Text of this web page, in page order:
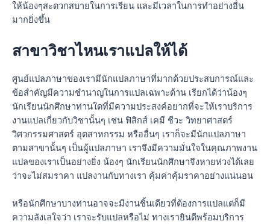
ให้น้องๆสะดวกสบายในการเรียน และมีเวลาในการทำอย่างอื่น
มากยิ่งขึ้น
สาขาวิชาไหนเราแปลให้ได้
ศูนย์แปลภาษาของเรามีนักแปลภาษาที่มากด้วยประสบการณ์และ
ข้อสำคัญมีความชำนาญในการแปลเฉพาะด้าน เรียกได้ว่าน้องๆ
นักเรียนนักศึกษาท่านใดที่มีความประสงค์อยากที่จะให้เราบริการ
งานแปลเกี่ยวกับวิชานั้นๆ เช่น ฟิสิกส์ เคมี ชีวะ วิทยาศาสตร์
วิศวกรรมศาสตร์ อุตสาหกรรม หรืออื่นๆ เราก็จะมีนักแปลภาษา
ตามสาขานั้นๆ เป็นผู้แปลภาษา เราจึงมีความมั่นใจในคุณภาพงาน
แปลของเราเป็นอย่างยิ่ง น้องๆ นักเรียนนักศึกษาจึงหายห่วงได้เลย
ว่าจะไม่สมราคา แปลงานกับทางเรา คุ้มค่าคุ้มราคาอย่างแน่นอน
หรือนักศึกษาบางท่านอาจจะมีงานชิ้นเดียวที่ต้องการแปลแต่ก็มี
ความลังเลใจว่า เราจะรับแปลหรือไม่ ทางเรายินดีพร้อมบริการ